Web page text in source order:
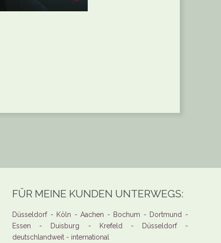
FÜR MEINE KUNDEN UNTERWEGS:
Düsseldorf - Köln - Aachen - Bochum - Dortmund -
Essen - Duisburg - Krefeld - Düsseldorf -
deutschlandweit - international